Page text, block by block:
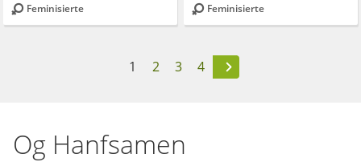
Feminisierte Feminisierte
1 2 3 4
Og Hanfsamen